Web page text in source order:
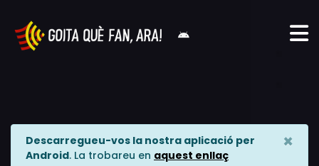
Descarregueu-vos la nostra aplicació per
Android. La trobareu en aquest enllaç
×